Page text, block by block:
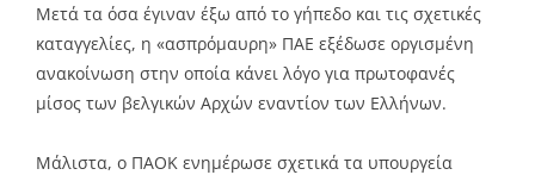
Μετά τα όσα έγιναν έξω από το γήπεδο και τις σχετικές
καταγγελίες, η «ασπρόμαυρη» ΠΑΕ εξέδωσε οργισμένη
ανακοίνωση στην οποία κάνει λόγο για πρωτοφανές
μίσος των βελγικών Αρχών εναντίον των Ελλήνων.
Μάλιστα, ο ΠΑΟΚ ενημέρωσε σχετικά τα υπουργεία